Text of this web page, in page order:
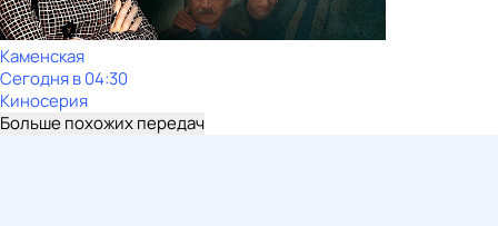
Каменская
Сегодня в 04:30
Киносерия
Больше похожих передач